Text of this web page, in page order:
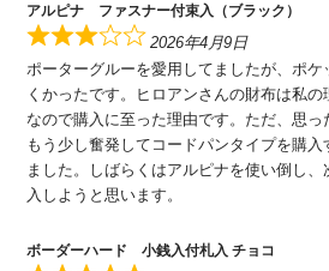
アルピナ ファスナー付束入（ブラック）
2026年4月9日
ポーターグルーを愛用してましたが、ポケ
くかったです。ヒロアンさんの財布は私
なので購入に至った理由です。ただ、思っ
もう少し奮発してコードパンタイプを購
ました。しばらくはアルピナを使い倒し
入しようと思います。
ボーダーハード 小銭入付札入 チョコ